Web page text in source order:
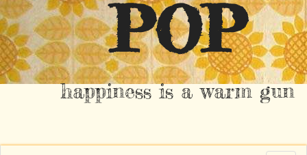
POP
happiness is a warm gun